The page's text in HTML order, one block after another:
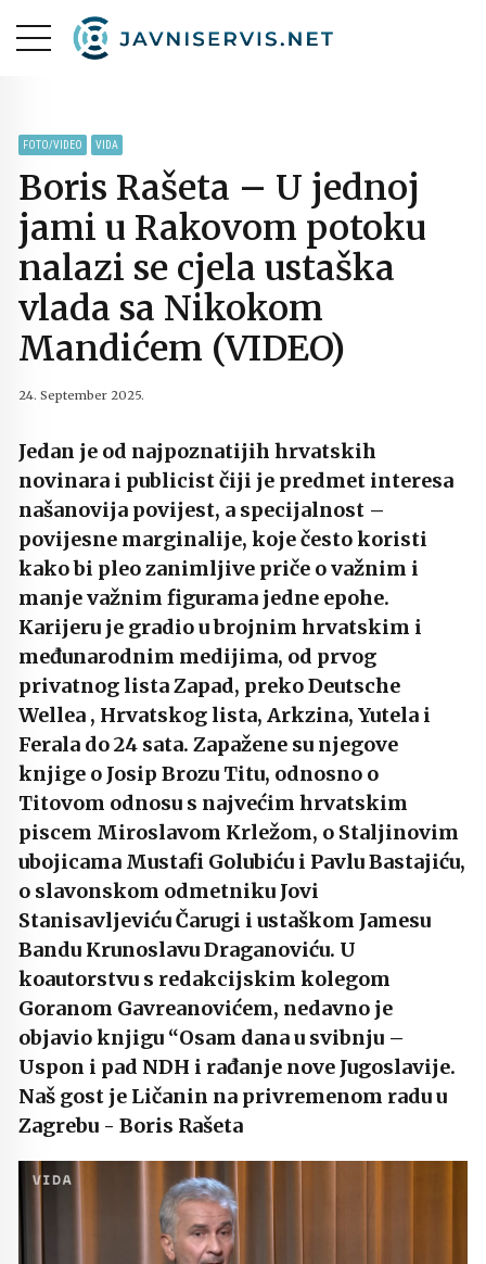
FOTO/VIDEO VIDA
Boris Rašeta – U jednoj
jami u Rakovom potoku
nalazi se cjela ustaška
vlada sa Nikokom
Mandićem (VIDEO)
24. September 2025.
Jedan je od najpoznatijih hrvatskih
novinara i publicist čiji je predmet interesa
našanovija povijest, a specijalnost –
povijesne marginalije, koje često koristi
kako bi pleo zanimljive priče o važnim i
manje važnim figurama jedne epohe.
Karijeru je gradio u brojnim hrvatskim i
međunarodnim medijima, od prvog
privatnog lista Zapad, preko Deutsche
Wellea , Hrvatskog lista, Arkzina, Yutela i
Ferala do 24 sata. Zapažene su njegove
knjige o Josip Brozu Titu, odnosno o
Titovom odnosu s najvećim hrvatskim
piscem Miroslavom Krležom, o Staljinovim
ubojicama Mustafi Golubiću i Pavlu Bastajiću,
o slavonskom odmetniku Jovi
Stanisavljeviću Čarugi i ustaškom Jamesu
Bandu Krunoslavu Draganoviću. U
koautorstvu s redakcijskim kolegom
Goranom Gavreanovićem, nedavno je
objavio knjigu “Osam dana u svibnju –
Uspon i pad NDH i rađanje nove Jugoslavije.
Naš gost je Ličanin na privremenom radu u
Zagrebu - Boris Rašeta